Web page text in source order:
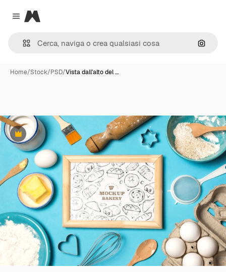
Close menu
Magnific
Cerca
Home/Stock/PSD/Vista dall'alto del …
Premium